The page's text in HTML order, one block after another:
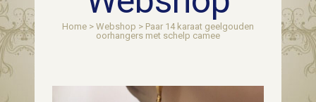
Home > Webshop > Paar 14 karaat geelgouden
oorhangers met schelp camee